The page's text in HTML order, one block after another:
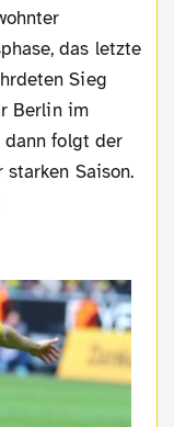
das letzte
Sieg
Berlin im
dann folgt der
Saison.